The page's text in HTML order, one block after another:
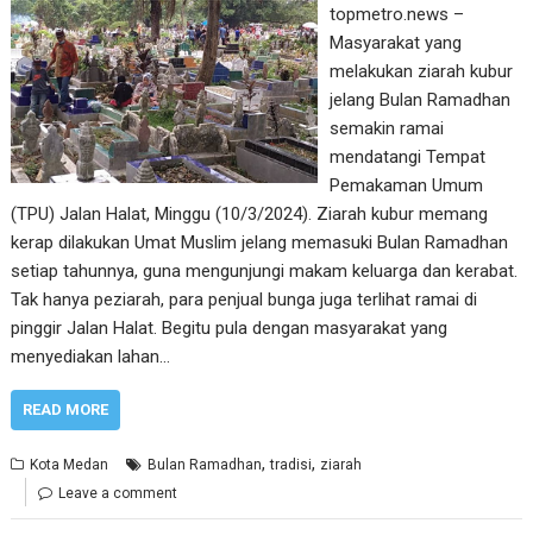
topmetro.news –
Masyarakat yang
melakukan ziarah kubur
jelang Bulan Ramadhan
semakin ramai
mendatangi Tempat
Pemakaman Umum
(TPU) Jalan Halat, Minggu (10/3/2024). Ziarah kubur memang
kerap dilakukan Umat Muslim jelang memasuki Bulan Ramadhan
setiap tahunnya, guna mengunjungi makam keluarga dan kerabat.
Tak hanya peziarah, para penjual bunga juga terlihat ramai di
pinggir Jalan Halat. Begitu pula dengan masyarakat yang
menyediakan lahan…
READ MORE
Kota Medan Bulan Ramadhan,tradisi, ziarah
Leave a comment